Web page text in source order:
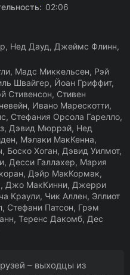
02:06
Нед Дауд, Джеймс Флинн,
Мадс Миккельсен, Рэй
Швайгер, Йоан Гриффит,
Стивенсон, Стивен
Ивано Марескотти,
Стефания Орсола Гарелло,
Дэвид Мюррэй, Нед
Мэлаки МакКенна,
Боско Хоган, Дэвид Уилмот,
Десси Галлахер, Мария
Дэйр МакКормак,
Джо МакКинни, Джерри
Краули, Чик Аллен, Эллиот
Стефани Патсон, Грэм
Теренс Дакомб, Дес
– выходцы из